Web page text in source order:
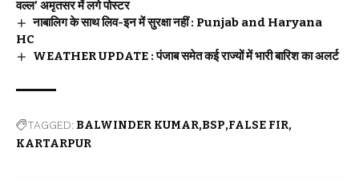
वल्ल’ अमृतसर में लगे पोस्टर
नाबालिग के साथ लिव-इन में सुरक्षा नहीं : Punjab and Haryana
HC
WEATHER UPDATE : पंजाब समेत कई राज्यों में भारी बारिश का अलर्ट
TAGGED: BALWINDER KUMAR BSP FALSE FIR
KARTARPUR